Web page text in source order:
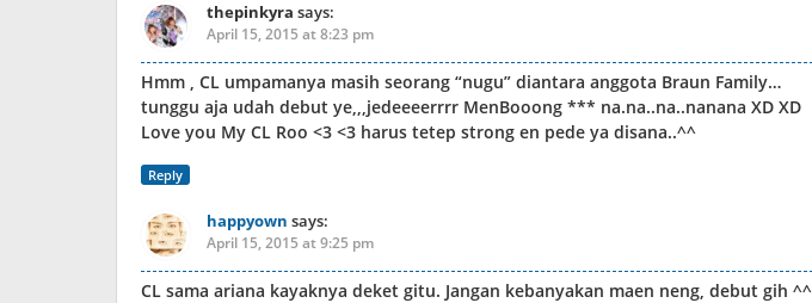
thepinkyra says:
April 15, 2015 at 8:23 pm
Hmm , CL umpamanya masih seorang “nugu” diantara anggota Braun Family…
tunggu aja udah debut ye,,,jedeeeerrrr MenBooong *** na.na..na..nanana XD XD
Love you My CL Roo <3 <3 harus tetep strong en pede ya disana..^^
Reply
happyown says:
April 15, 2015 at 9:25 pm
CL sama ariana kayaknya deket gitu. Jangan kebanyakan maen neng, debut gih ^^